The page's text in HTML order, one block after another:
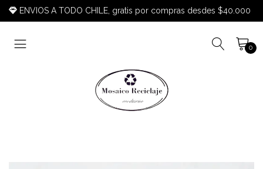
ENVIOS A TODO CHILE, gratis por compras desdes $40.000
0